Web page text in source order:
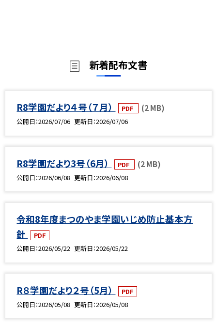
新着配布文書
R8学園だより４号（７月） PDF (2 MB)
公開日 2026/07/06 更新日 2026/07/06
R8学園だより3号（6月） PDF (2 MB)
公開日 2026/06/08 更新日 2026/06/08
令和8年度まつのやま学園いじめ防止基本方
針
PDF
公開日 2026/05/22 更新日 2026/05/22
R８学園だより２号（5月）
PDF
公開日 2026/05/08 更新日 2026/05/08